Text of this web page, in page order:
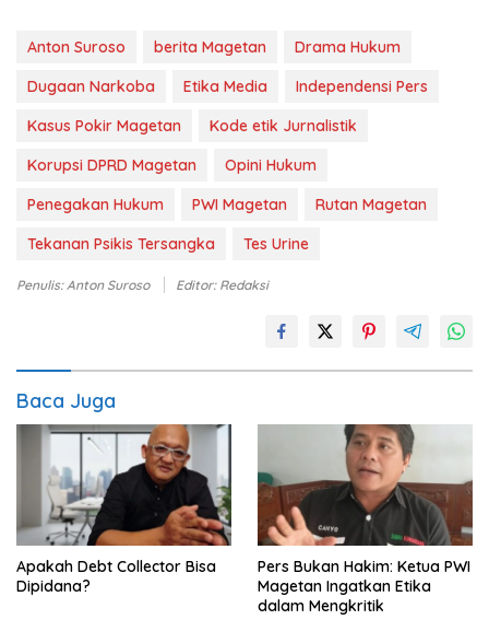
Anton Suroso berita Magetan
Drama Hukum
Dugaan Narkoba
Etika Media
Independensi Pers
Kasus Pokir Magetan
Kode etik Jurnalistik
Korupsi DPRD Magetan
Opini Hukum
Penegakan Hukum
PWI Magetan
Rutan Magetan
Tekanan Psikis Tersangka
Tes Urine
Penulis: Anton Suroso Editor: Redaksi
Baca Juga
Apakah Debt Collector Bisa
Dipidana?
Pers Bukan Hakim: Ketua PWI
Magetan Ingatkan Etika
dalam Mengkritik